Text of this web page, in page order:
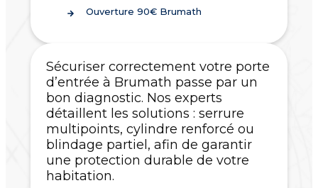
Ouverture 90€ Brumath
Sécuriser correctement votre porte
d’entrée à Brumath passe par un
bon diagnostic. Nos experts
détaillent les solutions : serrure
multipoints, cylindre renforcé ou
blindage partiel, afin de garantir
une protection durable de votre
habitation.